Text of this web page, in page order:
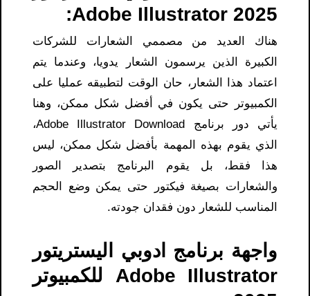
Adobe Illustrator 2025:
هناك العديد من مصممي الشعارات للشركات
الكبيرة الذين يرسمون الشعار يدويا، وعندما يتم
اعتماد هذا الشعار، حان الوقت لتطبيقه عمليا على
الكمبيوتر حتى يكون في أفضل شكل ممكن، وهنا
يأتي دور برنامج Adobe Illustrator Download،
الذي يقوم بهذه المهمة بأفضل شكل ممكن، ليس
هذا فقط، بل يقوم البرنامج بتصدير الصور
والشعارات بصيغة فيكتور حتى يمكن وضع الحجم
المناسب للشعار دون فقدان جودته.
واجهة برنامج ادوبي اليستريتور
Adobe Illustrator للكمبيوتر